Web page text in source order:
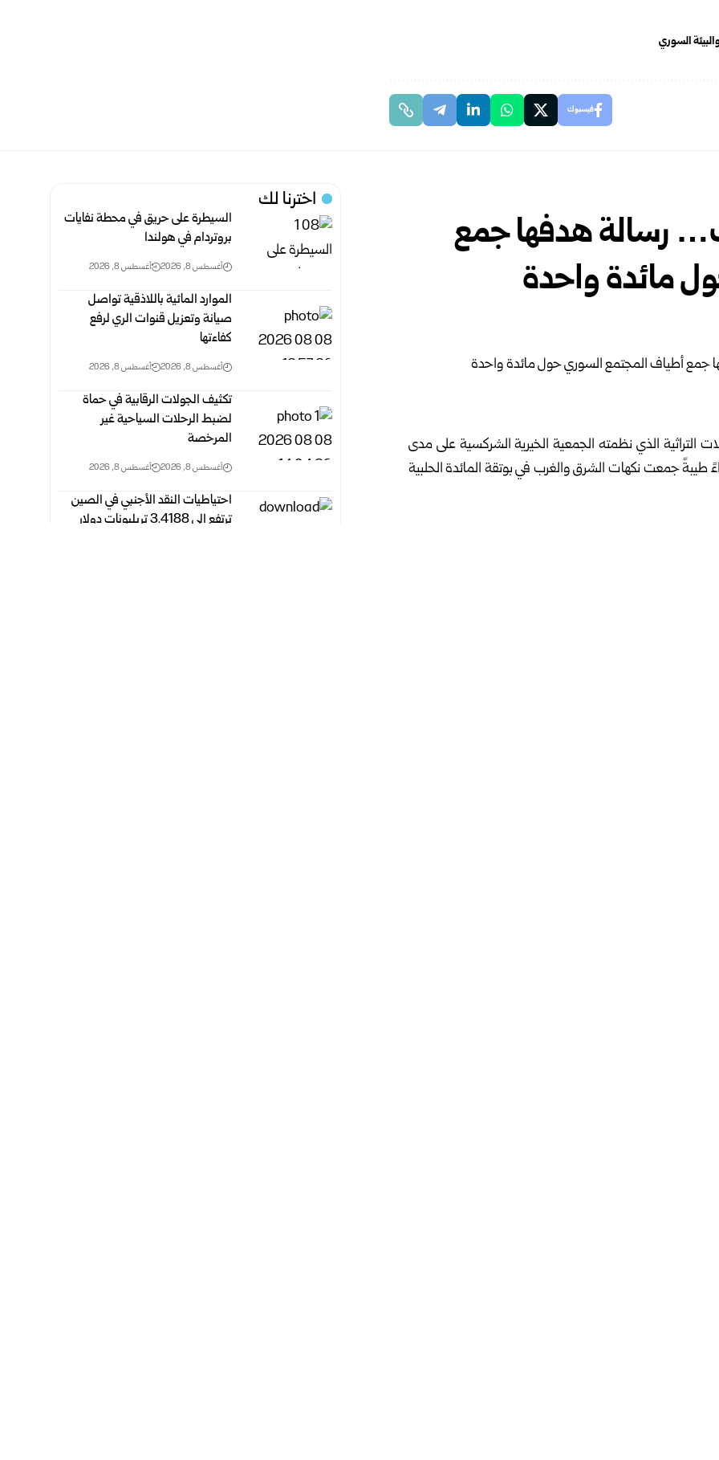
السوري
فيسبوك
رسالة هدفها جمع
مائدة واحدة
الذي نظمته الجمعية الخيرية الشركسية على مدى
طيبةً جمعت نكهات الشرق والغرب في بوتقة المائدة الحلبية
اخترنا لك
السيطرة على حريق في محطة نفايات
بروتردام في هولندا
أغسطس 8, 2026 أغسطس 8, 2026
الموارد المائية باللاذقية تواصل
صيانة وتعزيل قنوات الري لرفع
‏كفاءتها
أغسطس 8, 2026 أغسطس 8, 2026
تكثيف الجولات الرقابية في حماة
لضبط الرحلات السياحية غير
‏المرخصة
أغسطس 8, 2026 أغسطس 8, 2026
احتياطيات النقد الأجنبي في الصين
ترتفع إلى 3.4188 ‏تريليونات دولار